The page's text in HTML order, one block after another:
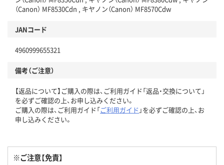
（Canon） MF8530Cdn , キヤノン（Canon） MF8570Cdw
JANコード
4960999655321
備考（ご注意）
【返品について】ご購入の際は、ご利用ガイド「返品・交換について」
を必ずご確認の上、お申し込みください。
ご購入の際は、ご利用ガイド「ご利用ガイド 」を必ずご確認の上、お
申し込みください。
※ご注意【免責】